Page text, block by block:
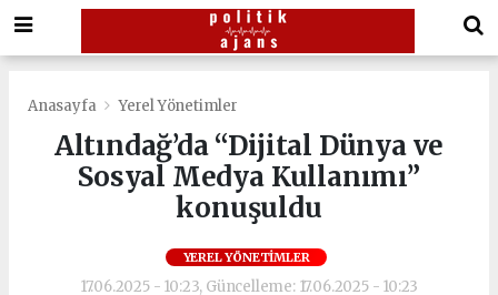
Anasayfa Yerel Yönetimler
Altındağ’da “Dijital Dünya ve
Sosyal Medya Kullanımı”
konuşuldu
YEREL YÖNETIMLER
17.06.2025 - 10:23, Güncelleme: 17.06.2025 - 10:23